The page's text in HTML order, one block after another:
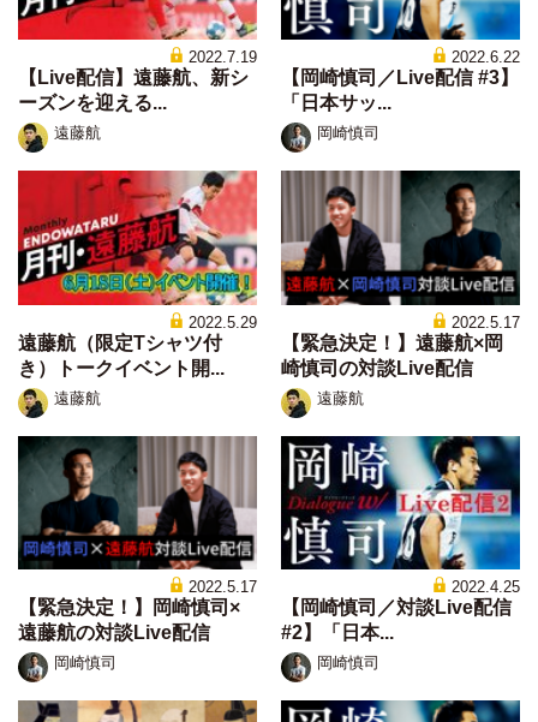
2022.7.19
【Live配信】遠藤航、新シ
ーズンを迎える...
遠藤航
2022.6.22
【岡崎慎司／Live配信 #3】
「日本サッ...
岡崎慎司
2022.5.29
遠藤航（限定Tシャツ付
き）トークイベント開...
遠藤航
2022.5.17
【緊急決定！】遠藤航×岡
崎慎司の対談Live配信
遠藤航
2022.5.17
【緊急決定！】岡崎慎司×
遠藤航の対談Live配信
岡崎慎司
2022.4.25
【岡崎慎司／対談Live配信
#2】「日本...
岡崎慎司